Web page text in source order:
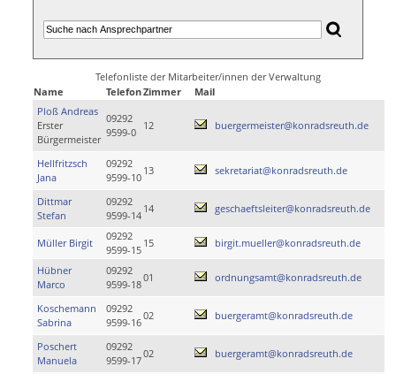
Telefonliste der Mitarbeiter/innen der Verwaltung
Name
TelefonZimmer
Mail
Ploß Andreas
Erster
Bürgermeister
09292
9599-0
12 buergermeister@konradsreuth.de
Hellfritzsch
Jana
09292
9599-10
13 sekretariat@konradsreuth.de
Dittmar
Stefan
09292
9599-14
14 geschaeftsleiter@konradsreuth.de
Müller Birgit
09292
9599-15
15 birgit.mueller@konradsreuth.de
Hübner
Marco
09292
9599-18
01 ordnungsamt@konradsreuth.de
Koschemann
Sabrina
09292
9599-16
02 buergeramt@konradsreuth.de
Poschert
Manuela
09292
9599-17
02 buergeramt@konradsreuth.de